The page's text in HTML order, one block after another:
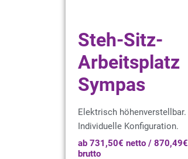
Steh-Sitz-
Arbeitsplatz
Sympas
Elektrisch höhenverstellbar.
Individuelle Konfiguration.
ab 731,50€ netto / 870,49€
brutto